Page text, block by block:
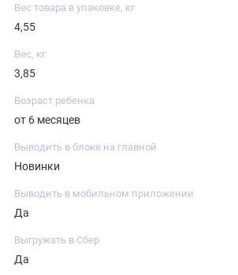
Вес товара в упаковке, кг
4,55
Вес, кг
3,85
Возраст ребенка
от 6 месяцев
Выводить в блоке на главной
Новинки
Выводить в мобильном приложении
Да
Выгружать в Сбер
Да